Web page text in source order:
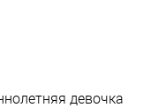
девочка